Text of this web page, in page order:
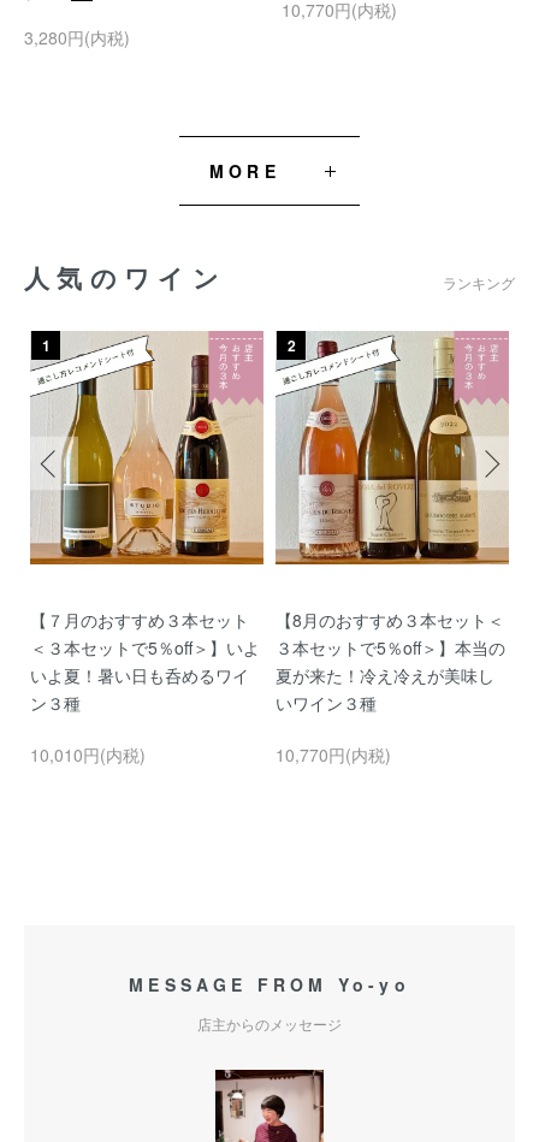
3,280円(内税)
10,770円(内税)
MORE
人気のワイン ランキング
1
【７月のおすすめ３本セット
＜３本セットで5％off＞】いよ
いよ夏！暑い日も呑めるワイ
ン３種
10,010円(内税)
2
【8月のおすすめ３本セット＜
３本セットで5％off＞】本当の
夏が来た！冷え冷えが美味し
いワイン３種
10,770円(内税)
MESSAGE FROM Yo-yo
店主からのメッセージ